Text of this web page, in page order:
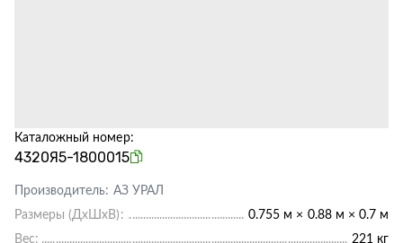
Каталожный номер:
4320Я5-1800015
Производитель: АЗ УРАЛ
Размеры (ДхШхВ):
0.755 м × 0.88 м × 0.7 м
Вес:
221 кг